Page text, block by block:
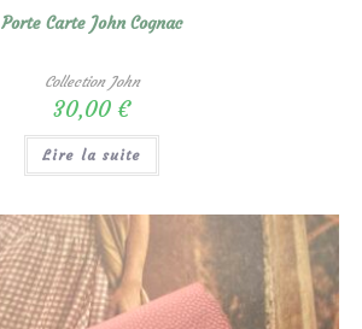
Porte Carte John Cognac
Collection John
30,00 €
Lire la suite